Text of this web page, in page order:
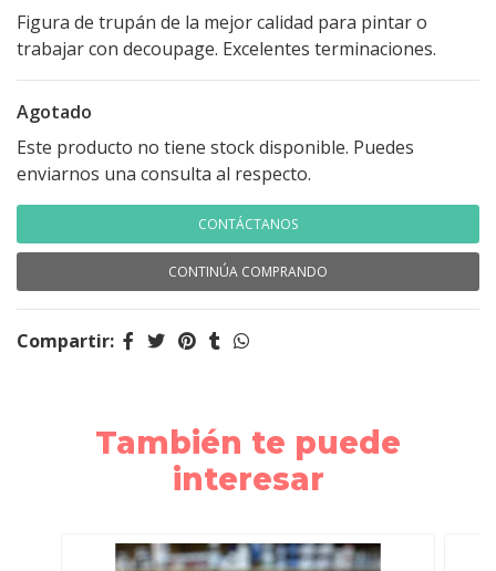
Figura de trupán de la mejor calidad para pintar o
trabajar con decoupage. Excelentes terminaciones.
Agotado
Este producto no tiene stock disponible. Puedes
enviarnos una consulta al respecto.
CONTÁCTANOS
CONTINÚA COMPRANDO
Compartir:
También te puede
interesar